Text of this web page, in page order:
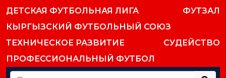
ДЕТСКАЯ ФУТБОЛЬНАЯ ЛИГА
ФУТЗАЛ
КЫРГЫЗСКИЙ ФУТБОЛЬНЫЙ СОЮЗ
ТЕХНИЧЕСКОЕ РАЗВИТИЕ
СУДЕЙСТВО
ПРОФЕССИОНАЛЬНЫЙ ФУТБОЛ